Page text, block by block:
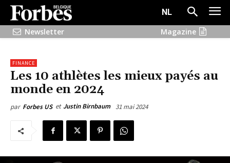
NL
Newsletter
Magazine
FINANCE
Les 10 athlètes les mieux payés au
monde en 2024
par Forbes US et Justin Birnbaum 31 mai 2024